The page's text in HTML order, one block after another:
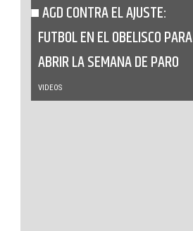
AGD CONTRA EL AJUSTE:
FUTBOL EN EL OBELISCO PARA
ABRIR LA SEMANA DE PARO
VIDEOS